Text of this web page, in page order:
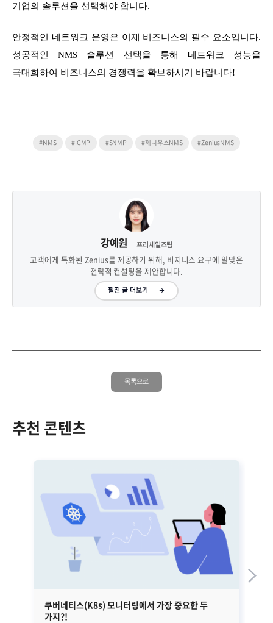
기업의 솔루션을 선택해야 합니다.
안정적인 네트워크 운영은 이제 비즈니스의 필수 요소입니다.
성공적인 NMS 솔루션 선택을 통해 네트워크 성능을
극대화하여 비즈니스의 경쟁력을 확보하시기 바랍니다!
#NMS #ICMP #SNMP #제니우스NMS #ZeniusNMS
강예원 프리세일즈팀
고객에게 특화된 Zenius를 제공하기 위해, 비지니스 요구에 알맞은
전략적 컨설팅을 제안합니다.
필진 글 더보기
목록으로
추천 콘텐츠
쿠버네티스(K8s) 모니터링에서 가장 중요한 두
가지?!